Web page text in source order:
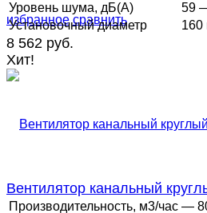
избранное сравнить
Уровень шума, дБ(А)
59
Установочный диаметр
160
8 562 руб.
Хит!
Вентилятор канальный
Производительность, м3/час —